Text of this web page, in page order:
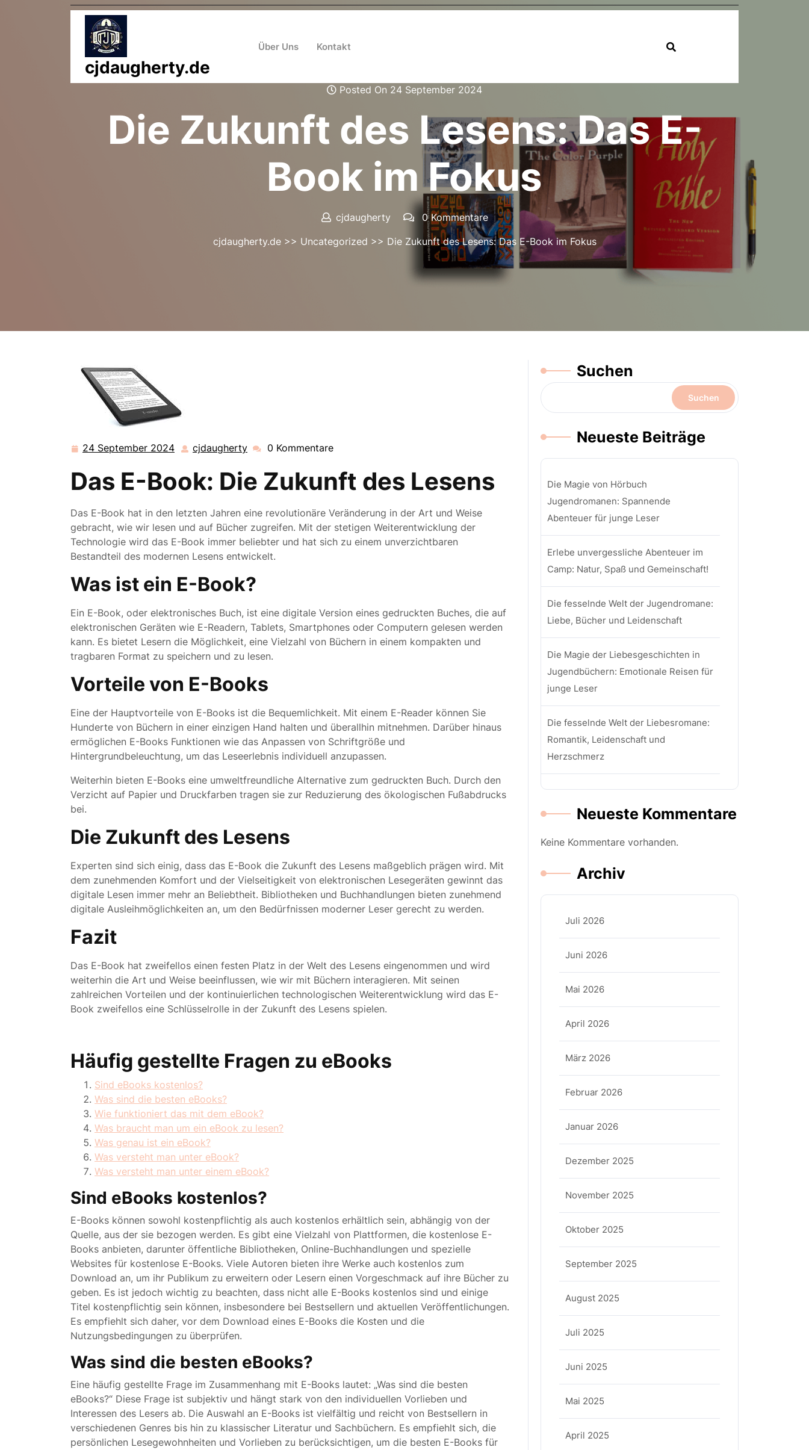
cjdaugherty.de
Über Uns Kontakt
Posted On 24 September 2024
Die Zukunft des Lesens: Das E-
Book im Fokus
cjdaugherty
0 Kommentare
cjdaugherty.de>> Uncategorized >> Die Zukunft des Lesens: Das E-Book im Fokus
24 September 2024 24
2024
cjdaugherty cjdaugherty
0 Kommentare
Das E-Book: Die Zukunft des Lesens
Das E-Book hat in den letzten Jahren eine revolutionäre Veränderung in der Art und Weise
gebracht, wie wir lesen und auf Bücher zugreifen. Mit der stetigen Weiterentwicklung der
Technologie wird das E-Book immer beliebter und hat sich zu einem unverzichtbaren
Bestandteil des modernen Lesens entwickelt.
Was ist ein E-Book?
Ein E-Book, oder elektronisches Buch, ist eine digitale Version eines gedruckten Buches, die auf
elektronischen Geräten wie E-Readern, Tablets, Smartphones oder Computern gelesen werden
kann. Es bietet Lesern die Möglichkeit, eine Vielzahl von Büchern in einem kompakten und
tragbaren Format zu speichern und zu lesen.
Vorteile von E-Books
Eine der Hauptvorteile von E-Books ist die Bequemlichkeit. Mit einem E-Reader können Sie
Hunderte von Büchern in einer einzigen Hand halten und überallhin mitnehmen. Darüber hinaus
ermöglichen E-Books Funktionen wie das Anpassen von Schriftgröße und
Hintergrundbeleuchtung, um das Leseerlebnis individuell anzupassen.
Weiterhin bieten E-Books eine umweltfreundliche Alternative zum gedruckten Buch. Durch den
Verzicht auf Papier und Druckfarben tragen sie zur Reduzierung des ökologischen Fußabdrucks
bei.
Die Zukunft des Lesens
Experten sind sich einig, dass das E-Book die Zukunft des Lesens maßgeblich prägen wird. Mit
dem zunehmenden Komfort und der Vielseitigkeit von elektronischen Lesegeräten gewinnt das
digitale Lesen immer mehr an Beliebtheit. Bibliotheken und Buchhandlungen bieten zunehmend
digitale Ausleihmöglichkeiten an, um den Bedürfnissen moderner Leser gerecht zu werden.
Fazit
Das E-Book hat zweifellos einen festen Platz in der Welt des Lesens eingenommen und wird
weiterhin die Art und Weise beeinflussen, wie wir mit Büchern interagieren. Mit seinen
zahlreichen Vorteilen und der kontinuierlichen technologischen Weiterentwicklung wird das E-
Book zweifellos eine Schlüsselrolle in der Zukunft des Lesens spielen.
Häufig gestellte Fragen zu eBooks
Sind eBooks kostenlos?
Was sind die besten eBooks?
Wie funktioniert das mit dem eBook?
Was braucht man um ein eBook zu lesen?
Was genau ist ein eBook?
Was versteht man unter eBook?
Was versteht man unter einem eBook?
Sind eBooks kostenlos?
E-Books können sowohl kostenpflichtig als auch kostenlos erhältlich sein, abhängig von der
Quelle, aus der sie bezogen werden. Es gibt eine Vielzahl von Plattformen, die kostenlose E-
Books anbieten, darunter öffentliche Bibliotheken, Online-Buchhandlungen und spezielle
Websites für kostenlose E-Books. Viele Autoren bieten ihre Werke auch kostenlos zum
Download an, um ihr Publikum zu erweitern oder Lesern einen Vorgeschmack auf ihre Bücher zu
geben. Es ist jedoch wichtig zu beachten, dass nicht alle E-Books kostenlos sind und einige
Titel kostenpflichtig sein können, insbesondere bei Bestsellern und aktuellen Veröffentlichungen.
Es empfiehlt sich daher, vor dem Download eines E-Books die Kosten und die
Nutzungsbedingungen zu überprüfen.
Was sind die besten eBooks?
Eine häufig gestellte Frage im Zusammenhang mit E-Books lautet: „Was sind die besten
eBooks?“ Diese Frage ist subjektiv und hängt stark von den individuellen Vorlieben und
Interessen des Lesers ab. Die Auswahl an E-Books ist vielfältig und reicht von Bestsellern in
verschiedenen Genres bis hin zu klassischer Literatur und Sachbüchern. Es empfiehlt sich, die
persönlichen Lesegewohnheiten und Vorlieben zu berücksichtigen, um die besten E-Books für
Suchen
Suchen
Neueste Beiträge
Die Magie von Hörbuch
Jugendromanen: Spannende
Abenteuer für junge Leser
Erlebe unvergessliche Abenteuer im
Camp: Natur, Spaß und Gemeinschaft!
Die fesselnde Welt der Jugendromane:
Liebe, Bücher und Leidenschaft
Die Magie der Liebesgeschichten in
Jugendbüchern: Emotionale Reisen für
junge Leser
Die fesselnde Welt der Liebesromane:
Romantik, Leidenschaft und
Herzschmerz
Neueste Kommentare
Keine Kommentare vorhanden.
Archiv
Juli 2026
Juni 2026
Mai 2026
April 2026
März 2026
Februar 2026
Januar 2026
Dezember 2025
November 2025
Oktober 2025
September 2025
August 2025
Juli 2025
Juni 2025
Mai 2025
April 2025